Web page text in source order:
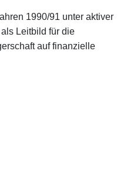
1990/91 unter aktiver
Leitbild für die
auf finanzielle